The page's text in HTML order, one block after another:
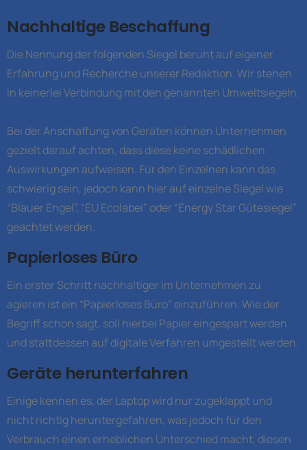
Nachhaltige Beschaffung
Die Nennung der folgenden Siegel beruht auf eigener
Erfahrung und Recherche unserer Redaktion. Wir stehen
in keinerlei Verbindung mit den genannten Umweltsiegeln.
Bei der Anschaffung von Geräten können Unternehmen
gezielt darauf achten, dass diese keine schädlichen
Auswirkungen aufweisen. Für den Einzelnen kann das
schwierig sein, jedoch kann hier auf einzelne Siegel wie
“Blauer Engel”, “EU Ecolabel” oder “Energy Star Gütesiegel”
geachtet werden.
Papierloses Büro
Ein erster Schritt nachhaltiger im Unternehmen zu
agieren ist ein “Papierloses Büro” einzuführen. Wie der
Begriff schon sagt, soll hierbei Papier eingespart werden
und stattdessen auf digitale Verfahren umgestellt werden.
Geräte herunterfahren
Einige kennen es, der Laptop wird nur zugeklappt und
nicht richtig heruntergefahren, was jedoch für den
Verbrauch einen erheblichen Unterschied macht, diesen